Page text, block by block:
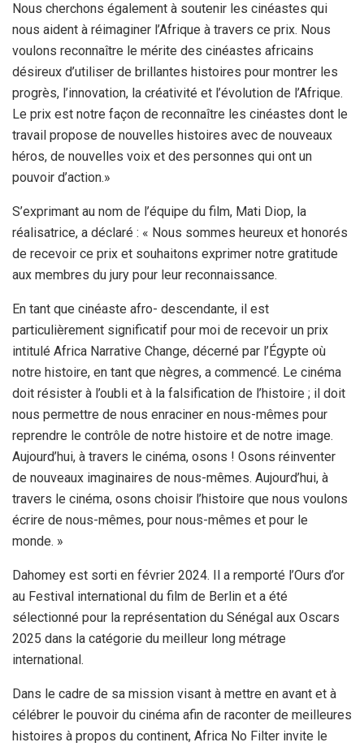
Nous cherchons également à soutenir les cinéastes qui
nous aident à réimaginer l’Afrique à travers ce prix. Nous
voulons reconnaître le mérite des cinéastes africains
désireux d’utiliser de brillantes histoires pour montrer les
progrès, l’innovation, la créativité et l’évolution de l’Afrique.
Le prix est notre façon de reconnaître les cinéastes dont le
travail propose de nouvelles histoires avec de nouveaux
héros, de nouvelles voix et des personnes qui ont un
pouvoir d’action.»
S’exprimant au nom de l’équipe du film, Mati Diop, la
réalisatrice, a déclaré : « Nous sommes heureux et honorés
de recevoir ce prix et souhaitons exprimer notre gratitude
aux membres du jury pour leur reconnaissance.
En tant que cinéaste afro- descendante, il est
particulièrement significatif pour moi de recevoir un prix
intitulé Africa Narrative Change, décerné par l’Égypte où
notre histoire, en tant que nègres, a commencé. Le cinéma
doit résister à l’oubli et à la falsification de l’histoire ; il doit
nous permettre de nous enraciner en nous-mêmes pour
reprendre le contrôle de notre histoire et de notre image.
Aujourd’hui, à travers le cinéma, osons ! Osons réinventer
de nouveaux imaginaires de nous-mêmes. Aujourd’hui, à
travers le cinéma, osons choisir l’histoire que nous voulons
écrire de nous-mêmes, pour nous-mêmes et pour le
monde. »
Dahomey est sorti en février 2024. Il a remporté l’Ours d’or
au Festival international du film de Berlin et a été
sélectionné pour la représentation du Sénégal aux Oscars
2025 dans la catégorie du meilleur long métrage
international.
Dans le cadre de sa mission visant à mettre en avant et à
célébrer le pouvoir du cinéma afin de raconter de meilleures
histoires à propos du continent, Africa No Filter invite le